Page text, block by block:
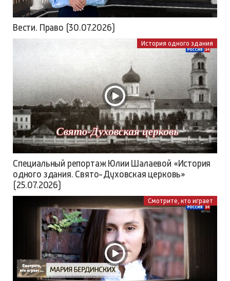
Вести. Право (30.07.2026)
История одного здания
Специальный репортаж Юлии Шалаевой «История
одного здания. Свято-Духовская церковь»
(25.07.2026)
Смотрите, кто играет